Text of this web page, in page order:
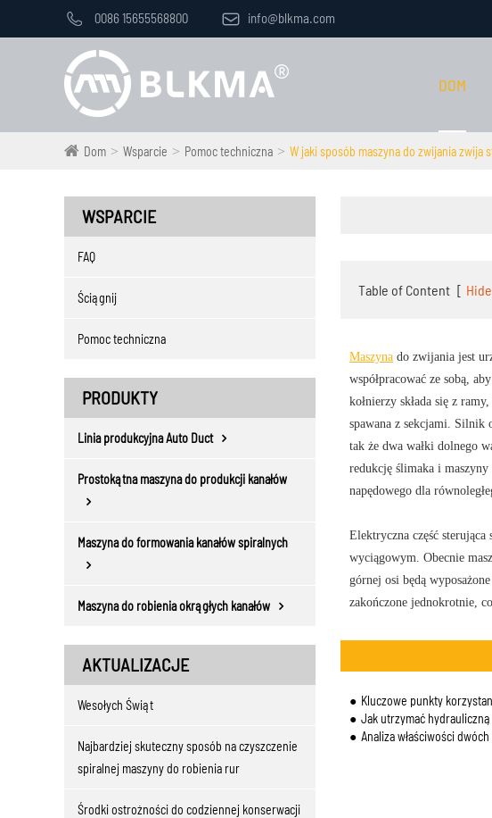
 0086 15655568800  info@blkma.com
DOM
Dom Wsparcie Pomoc techniczna W jaki sposób maszyna do zwijania zwija
WSPARCIE
FAQ
Ściągnij
Pomoc techniczna
PRODUKTY
Linia produkcyjna Auto Duct
Prostokątna maszyna do produkcji kanałów
Maszyna do formowania kanałów spiralnych
Maszyna do robienia okrągłych kanałów
AKTUALIZACJE
Wesołych Świąt
Najbardziej skuteczny sposób na czyszczenie
spiralnej maszyny do robienia rur
Środki ostrożności do codziennej konserwacji
Table of Content [ Hide
Maszyna do zwijania jest
współpracować ze sobą,
kołnierzy składa się z
spawana z sekcjami. Silnik
tak że dwa wałki dolnego
redukcję ślimaka i
napędowego dla
Elektryczna część
wyciągowym. Obecnie
górnej osi będą
zakończone jednokrotnie,
Kluczowe punkty
Jak utrzymać
Analiza właściwości